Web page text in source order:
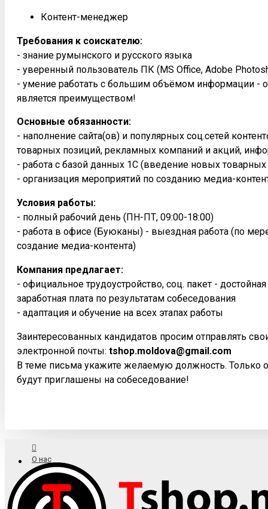
Контент-менеджер
Требования к соискателю:
- знание румынского и русского языка
- уверенный пользователь ПК (MS Office, Adobe
- умение работать с большим объёмом информации -
является преимуществом!
Основные обязанности:
- наполнение сайта(ов) и популярных соц.сетей
товарных позиций, рекламных компаний и акций,
- работа с базой данных 1С (введение новых
- организация мероприятий по созданию медиа-
Условия работы:
- полный рабочий день (ПН-ПТ, 09:00-18:00)
- работа в офисе (Буюканы) - выездная работа (по
создание медиа-контента)
Компания предлагает:
- официальное трудоустройство, соц. пакет -
заработная плата по результатам собеседования
- адаптация и обучение на всех этапах работы
Заинтересованных кандидатов просим отправлять
электронной почты: tshop.moldova@gmail.com
В теме письма укажите желаемую должность. Только
будут приглашены на собеседование!
О нас
Доставка